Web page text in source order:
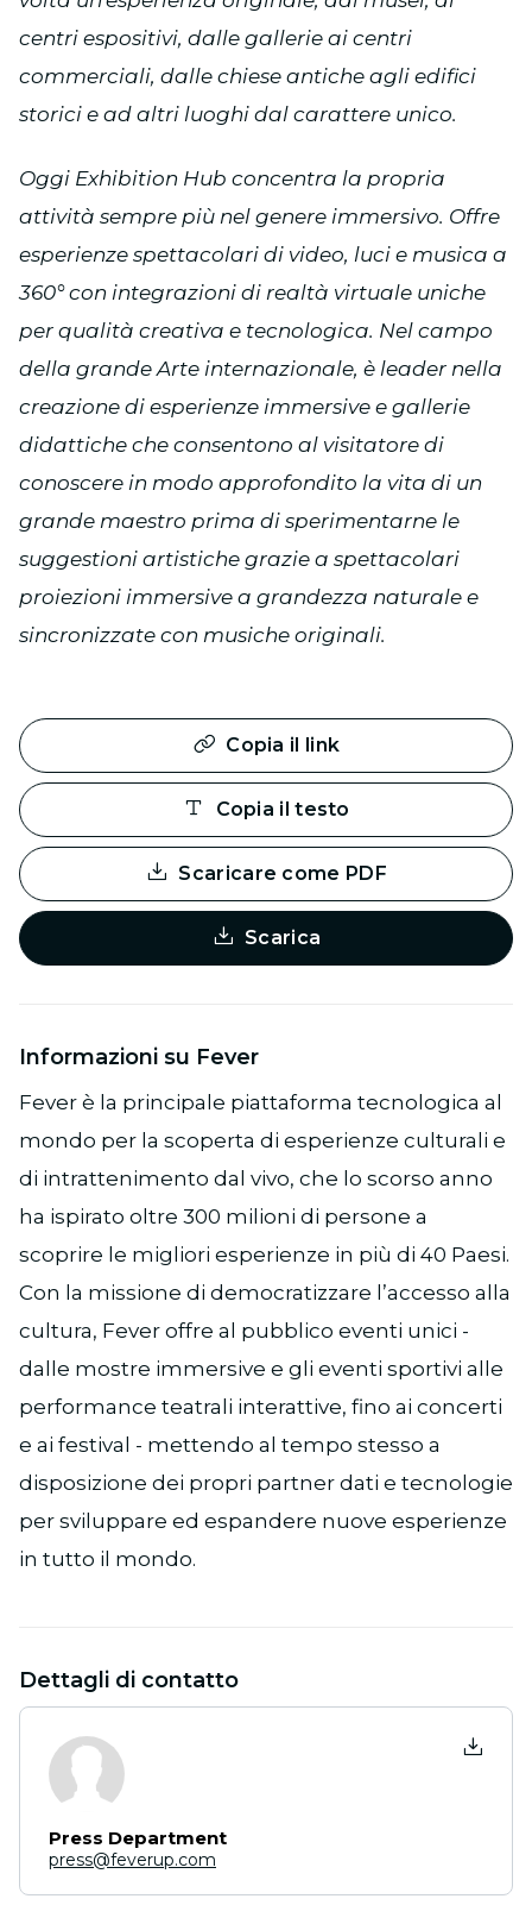
centri espositivi, dalle gallerie ai centri
commerciali, dalle chiese antiche agli edifici
storici e ad altri luoghi dal carattere unico.
Oggi Exhibition Hub concentra la propria
attività sempre più nel genere immersivo. Offre
esperienze spettacolari di video, luci e musica a
360° con integrazioni di realtà virtuale uniche
per qualità creativa e tecnologica. Nel campo
della grande Arte internazionale, è leader nella
creazione di esperienze immersive e gallerie
didattiche che consentono al visitatore di
conoscere in modo approfondito la vita di un
grande maestro prima di sperimentarne le
suggestioni artistiche grazie a spettacolari
proiezioni immersive a grandezza naturale e
sincronizzate con musiche originali.
Copia il link
Copia il testo
Scaricare come PDF
Scarica
Informazioni su Fever
Fever è la principale piattaforma tecnologica al
mondo per la scoperta di esperienze culturali e
di intrattenimento dal vivo, che lo scorso anno
ha ispirato oltre 300 milioni di persone a
scoprire le migliori esperienze in più di 40 Paesi.
Con la missione di democratizzare l’accesso alla
cultura, Fever offre al pubblico eventi unici -
dalle mostre immersive e gli eventi sportivi alle
performance teatrali interattive, fino ai concerti
e ai festival - mettendo al tempo stesso a
disposizione dei propri partner dati e tecnologie
per sviluppare ed espandere nuove esperienze
in tutto il mondo.
Dettagli di contatto
Press Department
press@feverup.com